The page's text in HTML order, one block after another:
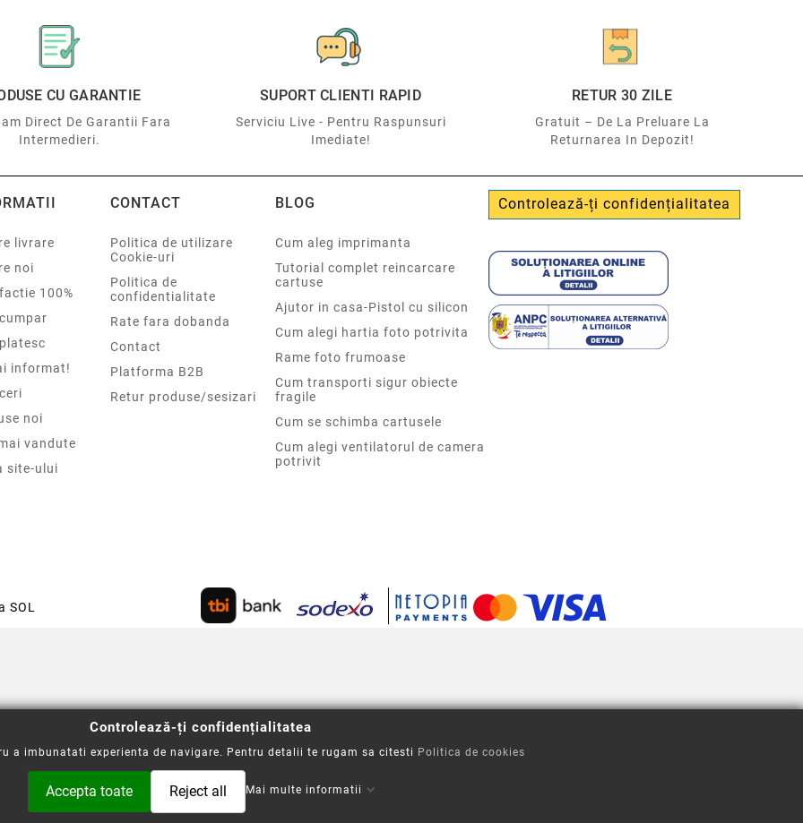
CU GARANTIE
Direct De Garantii Fara
Intermedieri.
SUPORT CLIENTI RAPID
Serviciu Live - Pentru Raspunsuri
Imediate!
RETUR 30 ZILE
Gratuit – De La Preluare La
Returnarea In Depozit!
livrare
noi
100%
informat!
noi
vandute
site-ului
CONTACT
Politica de utilizare
Cookie-uri
Politica de
confidentialitate
Rate fara dobanda
Contact
Platforma B2B
Retur produse/sesizari
BLOG
Cum aleg imprimanta
Tutorial complet reincarcare
cartuse
Ajutor in casa-Pistol cu silicon
Cum alegi hartia foto potrivita
Rame foto frumoase
Cum transporti sigur obiecte
fragile
Cum se schimba cartusele
Cum alegi ventilatorul de camera
potrivit
Controlează-ți confidențialitatea
SOL
Controlează-ți confidențialitatea
a imbunatati experienta de navigare. Pentru detalii te rugam sa citesti Politica de cookies
Accepta toate Reject all Mai multe informatii